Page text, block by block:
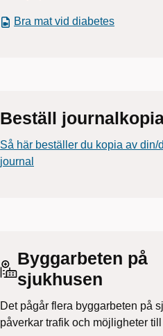
Bra mat vid diabetes
Beställ
Så här beställer du kopia av din/
journal
Byggarbeten på
sjukhusen
Det pågår flera byggarbeten på
påverkar trafik och möjligheter